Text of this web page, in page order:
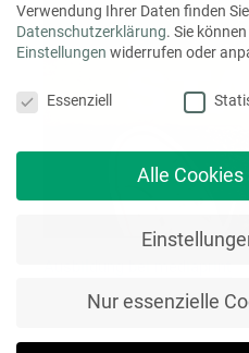
Verwendung Ihrer Daten finden
Datenschutzerklärung. Sie
Einstellungen widerrufen oder
Essenziell
Alle
Nur essenzielle